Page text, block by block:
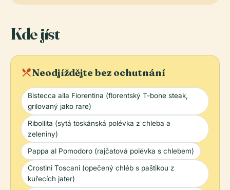
Kde jíst
local_diningNeodjíždějte bez ochutnání
Bistecca alla Fiorentina (florentský T-bone steak,
grilovaný jako rare)
Ribollita (sytá toskánská polévka z chleba a
zeleniny)
Pappa al Pomodoro (rajčatová polévka s chlebem)
Crostini Toscani (opečený chléb s paštikou z
kuřecích jater)